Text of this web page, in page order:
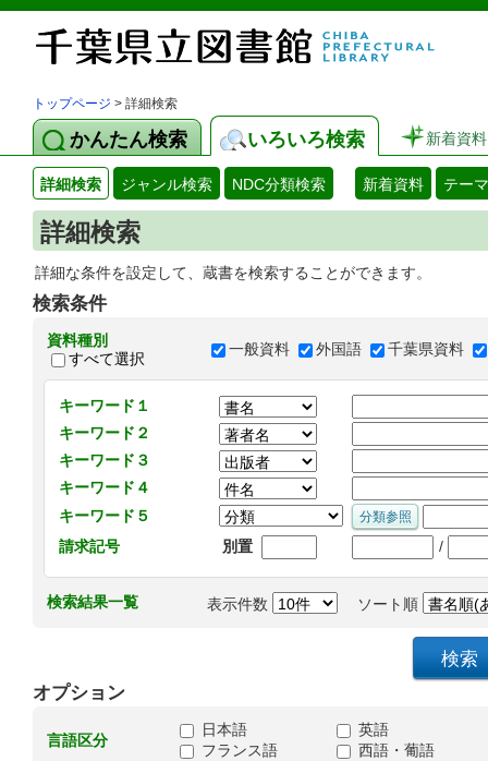
トップページ > 詳細検索
かんたん検索 いろいろ検索 新着資料
詳細検索 ジャンル検索 NDC分類検索 新着資料 テー
詳細検索
詳細な条件を設定して、蔵書を検索することができます。
検索条件
資料種別
すべて選択
一般資料 外国語 千葉県資料
キーワード１
キーワード２
キーワード３
キーワード４
キーワード５
請求記号
別置 /
検索結果一覧 表示件数 ソート順
オプション
言語区分
日本語
英語
フランス語
西語・葡語